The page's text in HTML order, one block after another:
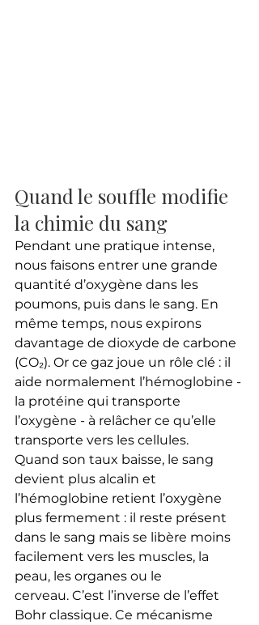
Quand le souffle modifie
la chimie du sang
Pendant une pratique intense,
nous faisons entrer une grande
quantité d’oxygène dans les
poumons, puis dans le sang. En
même temps, nous expirons
davantage de dioxyde de carbone
(CO₂). Or ce gaz joue un rôle clé : il
aide normalement l’hémoglobine -
la protéine qui transporte
l’oxygène - à relâcher ce qu’elle
transporte vers les cellules.
Quand son taux baisse, le sang
devient plus alcalin et
l’hémoglobine retient l’oxygène
plus fermement : il reste présent
dans le sang mais se libère moins
facilement vers les muscles, la
peau, les organes ou le
cerveau. C’est l’inverse de l’effet
Bohr classique. Ce mécanisme